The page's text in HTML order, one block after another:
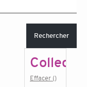
Rechercher
Effacer ()